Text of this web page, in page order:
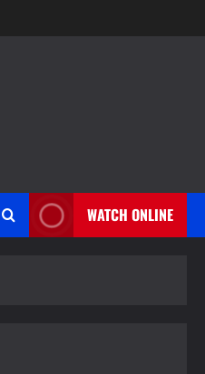
WATCH ONLINE